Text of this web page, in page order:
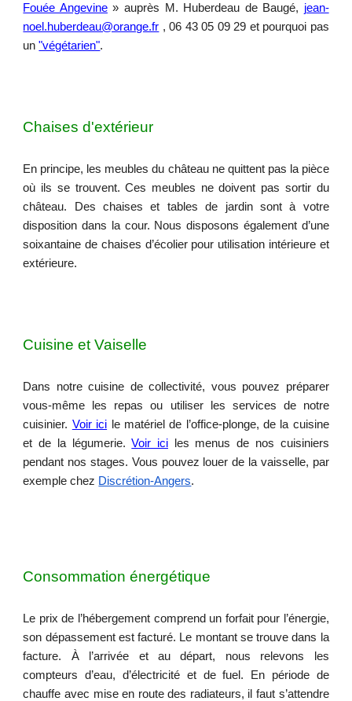
Fouée Angevine» auprès M. Huberdeau de Baugé, jean-
noel.huberdeau@orange.fr , 06 43 05 09 29 et pourquoi pas
un"végétarien".
Chaises d'extérieur
En principe, les meubles du château ne quittent pas la pièce
où ils se trouvent. Ces meubles ne doivent pas sortir du
château. Des chaises et tables de jardin sont à votre
disposition dans la cour. Nous disposons également d’une
soixantaine de chaises d’écolier pour utilisation intérieure et
extérieure.
Cuisine et Vaiselle
Dans notre cuisine de collectivité, vous pouvez préparer
vous-même les repas ou utiliser les services de notre
cuisinier. Voir ici le matériel de l’office-plonge, de la cuisine
et de la légumerie.Voir ici
les menus de nos cuisiniers
pendant nos stages. Vous pouvez louer de la vaisselle, par
exemple chez Discrétion-Angers.
Consommation énergétique
Le prix de l’hébergement comprend un forfait pour l’énergie,
son dépassement est facturé. Le montant se trouve dans la
facture. À l’arrivée et au départ, nous relevons les
compteurs d’eau, d’électricité et de fuel. En période de
chauffe avec mise en route des radiateurs, il faut s’attendre